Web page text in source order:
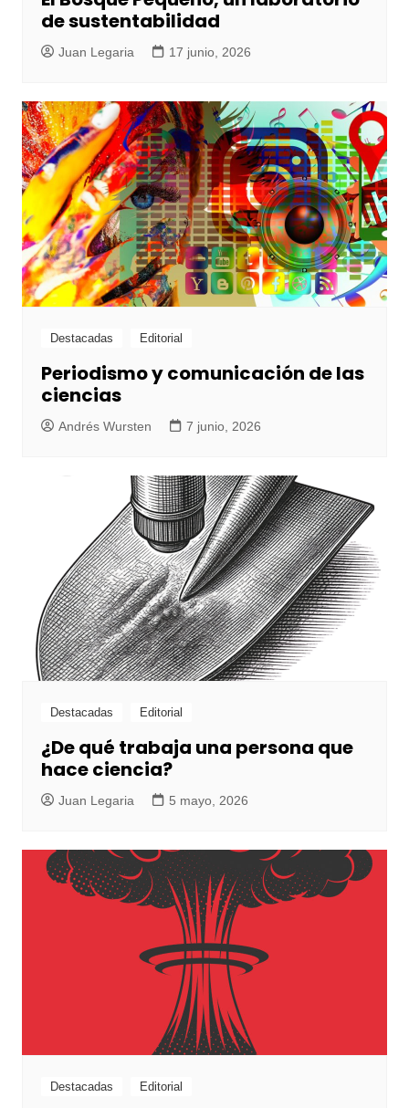
de sustentabilidad
Juan Legaria 17 junio, 2026
Destacadas Editorial
Periodismo y comunicación de las
ciencias
Andrés Wursten 7 junio, 2026
Destacadas Editorial
¿De qué trabaja una persona que
hace ciencia?
Juan Legaria 5 mayo, 2026
Destacadas Editorial